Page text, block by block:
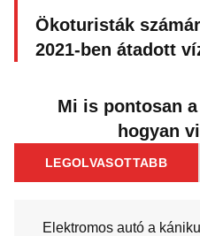
Ökoturisták
2021-ben átadott
Mi is pontosan
hogyan
LEGOLVASOTTABB
Elektromos autó a